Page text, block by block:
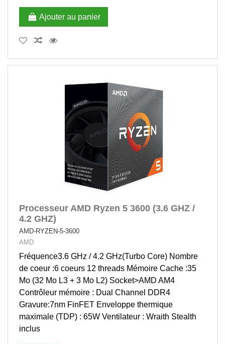
Ajouter au panier
Processeur AMD Ryzen 5 3600 (3.6 GHZ /
4.2 GHZ)
AMD-RYZEN-5-3600
AMD
Fréquence3.6 GHz / 4.2 GHz(Turbo Core) Nombre
de coeur :6 coeurs 12 threads Mémoire Cache :35
Mo (32 Mo L3 + 3 Mo L2) Socket>AMD AM4
Contrôleur mémoire : Dual Channel DDR4
Gravure:7nm FinFET Enveloppe thermique
maximale (TDP) : 65W Ventilateur : Wraith Stealth
inclus